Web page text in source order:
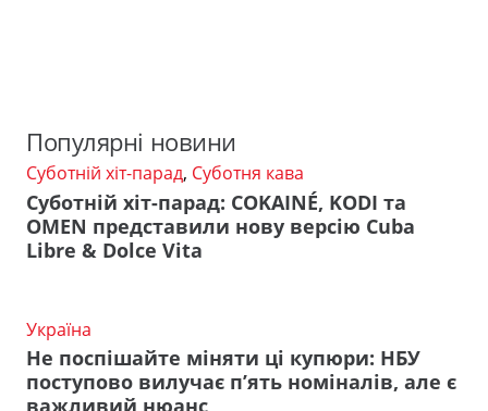
Популярні новини
Суботній хіт-парад, Суботня кава
Суботній хіт-парад: COKAINÉ, KODI та
OMEN представили нову версію Cuba
Libre & Dolce Vita
Україна
Не поспішайте міняти ці купюри: НБУ
поступово вилучає п’ять номіналів, але є